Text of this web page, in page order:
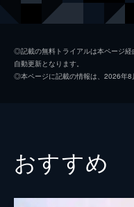
音楽
◎記載の無料トライアルは本ページ
自動更新となります。
◎本ページに記載の情報は、2026年8
おすすめ